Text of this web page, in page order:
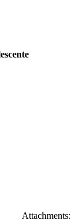
Attachments: